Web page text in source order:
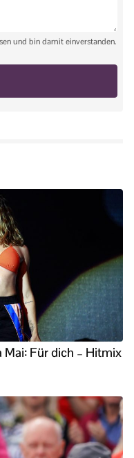
und bin damit einverstanden.
Mai: Für dich – Hitmix